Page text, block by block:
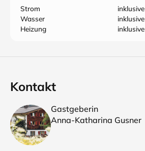
Strom
inklusive
Wasser
inklusive
Heizung
inklusive
Kontakt
Gastgeberin
Anna-Katharina Gusner